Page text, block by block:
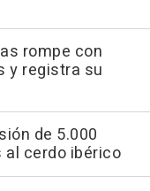
rompe con
y registra su
de 5.000
al cerdo ibérico